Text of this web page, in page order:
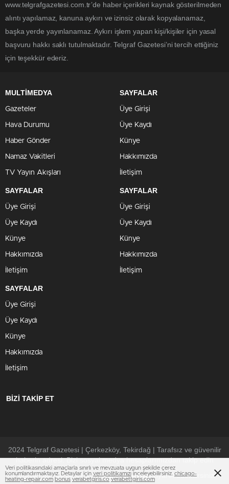
www.telgrafgazetesi.com.tr’de haber içerikleri kaynak gösterilmeden
alıntı yapılamaz, kanuna aykırı ve izinsiz olarak kopyalanamaz,
başka yerde yayınlanamaz. Aykırı işlem yapan kişi/kişiler için yasal
başvuru hakkı saklı tutulmaktadır. Telgraf Gazetesi’ni tercih ettiğiniz
için teşekkür ederiz.
MULTİMEDYA
Gazeteler
Hava Durumu
Haber Gönder
Namaz Vakitleri
TV Yayın Akışları
SAYFALAR
Üye Girişi
Üye Kaydı
Künye
Hakkımızda
İletişim
SAYFALAR
Üye Girişi
Üye Kaydı
Künye
Hakkımızda
İletişim
SAYFALAR
Üye Girişi
Üye Kaydı
Künye
Hakkımızda
İletişim
SAYFALAR
Üye Girişi
Üye Kaydı
Künye
Hakkımızda
İletişim
BİZİ TAKİP ET
2024 Telgraf Gazetesi | Çerkezköy, Tekirdağ | Tarafsız ve güvenilir
haberin adresi. Bizi sosyal medya hesaplarımızdan takip edin
Çerezler ile ilgili bilgi içinÇerez Politikamızıziyaret edebilirsiniz.
Veri politikasındaki amaçlarla sınırlı ve mevzuata uygun şekilde çerez
konumlandırmaktayız. Detaylar için veri politikamızı inceleyebilirsiniz. chicago-
heating-repair.com bonus verabetgiris.co verabettgiris.com